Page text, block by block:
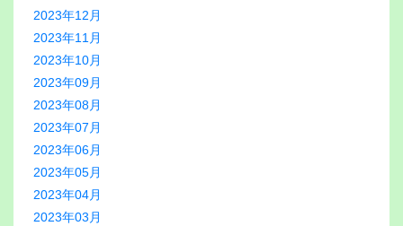
2023年12月
2023年11月
2023年10月
2023年09月
2023年08月
2023年07月
2023年06月
2023年05月
2023年04月
2023年03月